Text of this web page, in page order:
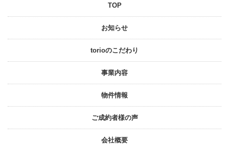
TOP
お知らせ
torioのこだわり
事業内容
物件情報
ご成約者様の声
会社概要